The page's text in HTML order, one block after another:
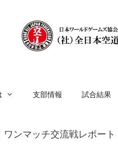
支部情報 試合結果
マッチ交流戦レポート